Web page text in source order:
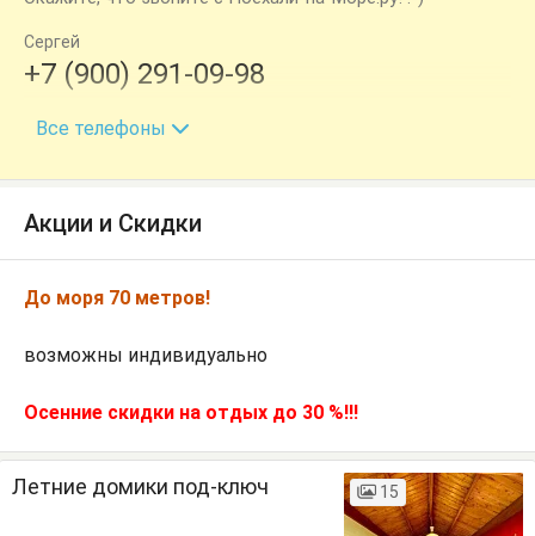
Сергей
+7 (900) 291-09-98
+7 (918) 409-05-22
Все телефоны
Акции и Скидки
До моря 70 метров!
возможны индивидуально
Осенние скидки на отдых до 30 %!!!
Летние домики под-ключ 15